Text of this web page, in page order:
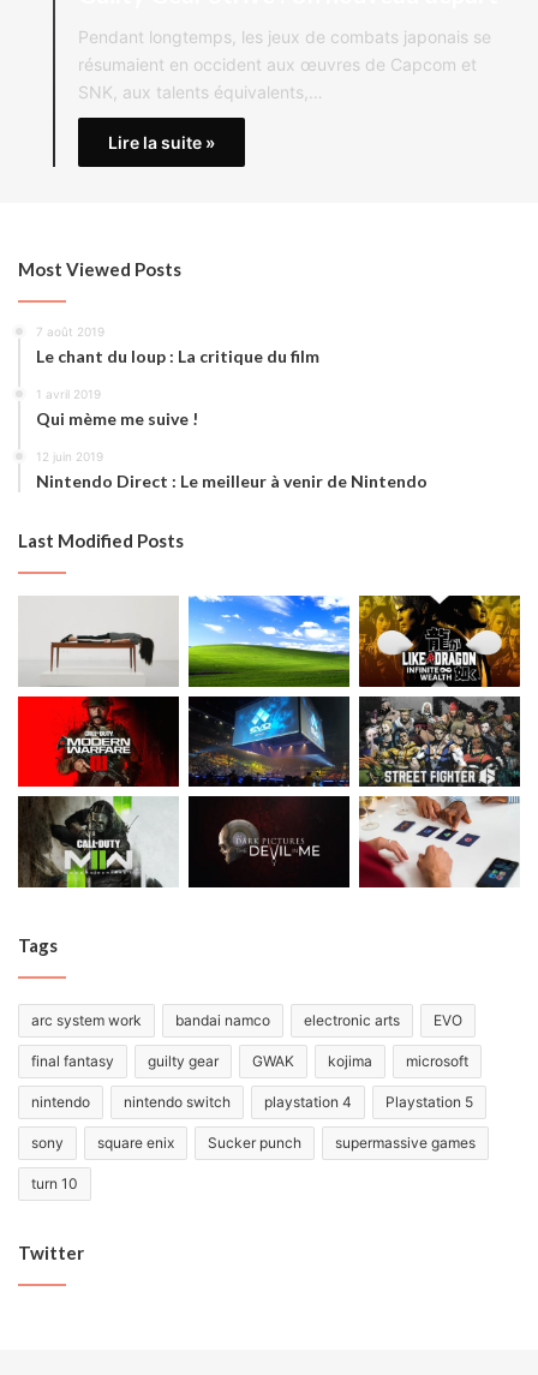
Pendant longtemps, les jeux de combats japonais se
résumaient en occident aux œuvres de Capcom et
SNK, aux talents équivalents,…
Lire la suite »
Most Viewed Posts
7 août 2019
Le chant du loup : La critique du film
1 avril 2019
Qui mème me suive !
12 juin 2019
Nintendo Direct : Le meilleur à venir de Nintendo
Last Modified Posts
Tags
arc system work bandai namco electronic arts EVO
final fantasy guilty gear GWAK kojima microsoft
nintendo nintendo switch playstation 4 Playstation 5
sony square enix Sucker punch supermassive games
turn 10
Twitter